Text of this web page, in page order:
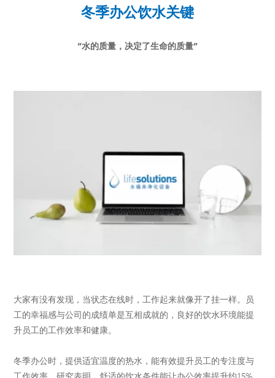
冬季办公饮水关键
“水的质量，决定了生命的质量”
大家有没有发现，当状态在线时，工作起来就像开了挂一样。员
工的幸福感与公司的成绩单是互相成就的，良好的饮水环境能提
升员工的工作效率和健康。
冬季办公时，提供适宜温度的热水，能有效提升员工的专注度与